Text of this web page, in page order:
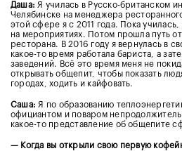
Даша: Я училась в Русско-британском
Челябинске на менеджера
этой сфере я с 2011 года. Пока
на мероприятиях. Потом прошла путь
ресторана. В 2016 году я вернулась в
какое-то время работала бариста, а
заведений. Всё это время меня не
открывать общепит, чтобы показать
городах, ходить и кайфовать.
Саша: Я по образованию
официантом и поваром
какое-то представление об общепите
— Когда вы открыли свою первую